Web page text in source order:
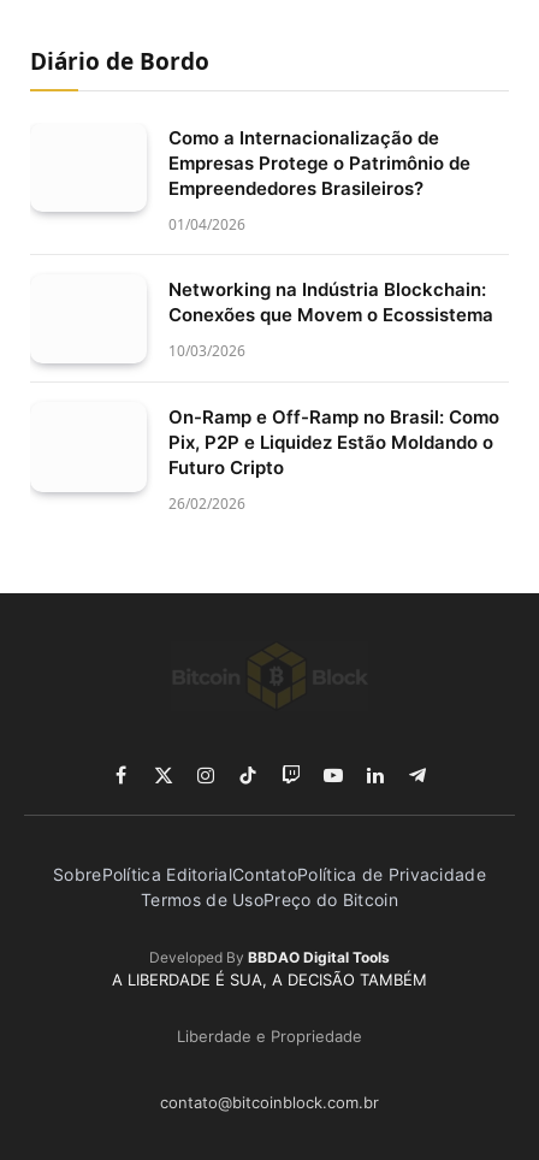
Diário de Bordo
Como a Internacionalização de
Empresas Protege o Patrimônio de
Empreendedores Brasileiros?
01/04/2026
Networking na Indústria Blockchain:
Conexões que Movem o Ecossistema
10/03/2026
On-Ramp e Off-Ramp no Brasil: Como
Pix, P2P e Liquidez Estão Moldando o
Futuro Cripto
26/02/2026
Facebook
X
(Twitter)
Instagram
TikTokTwitchYouTubeLinkedInTelegram
SobrePolítica EditorialContatoPolítica de Privacidade
Termos de UsoPreço do Bitcoin
Developed By BBDAO Digital Tools
A LIBERDADE É SUA, A DECISÃO TAMBÉM
Liberdade e Propriedade
contato@bitcoinblock.com.br